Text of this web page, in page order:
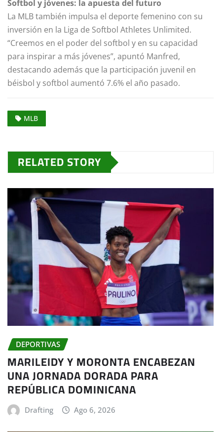
Softbol y jóvenes: la apuesta del futuro
La MLB también impulsa el deporte femenino con su
inversión en la Liga de Softbol Athletes Unlimited.
“Creemos en el poder del softbol y en su capacidad
para inspirar a más jóvenes”, apuntó Manfred,
destacando además que la participación juvenil en
béisbol y softbol aumentó 7.6% el año pasado.
MLB
RELATED STORY
DEPORTIVAS
MARILEIDY Y MORONTA ENCABEZAN
UNA JORNADA DORADA PARA
REPÚBLICA DOMINICANA
Drafting Ago 6, 2026